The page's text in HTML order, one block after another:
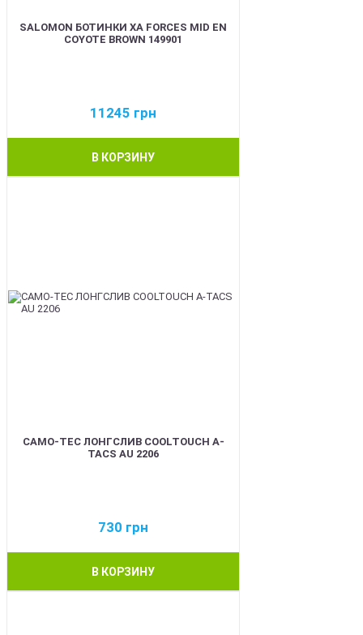
SALOMON БОТИНКИ XA FORCES MID EN
COYOTE BROWN 149901
11245 грн
В КОРЗИНУ
CAMO-TEC ЛОНГСЛИВ COOLTOUCH A-
TACS AU 2206
730 грн
В КОРЗИНУ